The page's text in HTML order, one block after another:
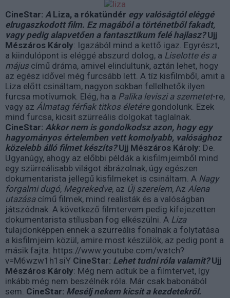
CineStar: A Liza, a rókatündér egy valóságtól eléggé
elrugaszkodott film. Ez magából a történetből fakadt,
vagy pedig alapvetően a fantasztikum felé hajlasz? Ujj
Mészáros Károly: Igazából mind a kettő igaz. Egyrészt,
a kiindulópont is eléggé abszurd dolog, a Liselotte és a
májuscímű dráma, amivel elindultunk, aztán lehet, hogy
az egész idővel még furcsább lett. A tíz kisfilmből, amit a
Liza előtt csináltam, nagyon sokban fellelhetők ilyen
furcsa motívumok. Elég, ha a Palika leviszi a szemetet-re,
vagy az Álmatag férfiak titkos életéregondolunk. Ezek
mind furcsa, kicsit szürreális dolgokat taglalnak.
CineStar: Akkor nem is gondolkodsz azon, hogy egy
hagyományos értelemben vett komolyabb, valósághoz
közelebb álló filmet készíts? Ujj Mészáros Károly: De.
Ugyanúgy, ahogy az előbbi példák a kisfilmjeimből mind
egy szürreálisabb világot ábrázolnak, úgy egészen
dokumentarista jellegű kisfilmeket is csináltam. A Nagy
forgalmi dugó, Megrekedve, az Új szerelem, Az Alena
utazásacímű filmek, mind realisták és a valóságban
játszódnak. A következő filmtervem pedig kifejezetten
dokumentarista stílusban fog elkészülni. A Liza
tulajdonképpen ennek a szürreális fonalnak a folytatása
a kisfilmjeim közül, amire most készülök, az pedig pont a
másik fajta. https://www.youtube.com/watch?
v=M6wzw1h1siY CineStar: Lehet tudni róla valamit? Ujj
Mészáros Károly: Még nem adtuk be a filmtervet, így
inkább még nem beszélnék róla. Már csak babonából
sem. CineStar: Mesélj nekem kicsit a kezdetekről.